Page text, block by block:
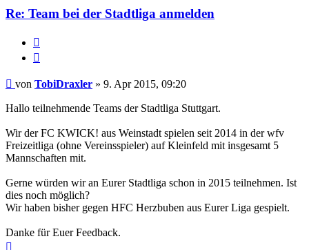
Re: Team bei der Stadtliga anmelden
Beitrag
von TobiDraxler » 9. Apr 2015, 09:20
Hallo teilnehmende Teams der Stadtliga Stuttgart.
Wir der FC KWICK! aus Weinstadt spielen seit 2014 in der wfv
Freizeitliga (ohne Vereinsspieler) auf Kleinfeld mit insgesamt 5
Mannschaften mit.
Gerne würden wir an Eurer Stadtliga schon in 2015 teilnehmen. Ist
dies noch möglich?
Wir haben bisher gegen HFC Herzbuben aus Eurer Liga gespielt.
Danke für Euer Feedback.